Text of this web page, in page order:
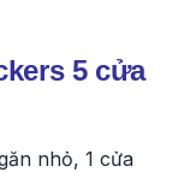
5 cửa
nhỏ, 1 cửa